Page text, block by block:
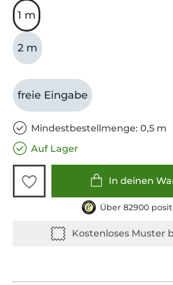
1 m
2 m
freie Eingabe
Mindestbestellmenge: 0,5 m
Auf Lager
In deinen
Über 82900